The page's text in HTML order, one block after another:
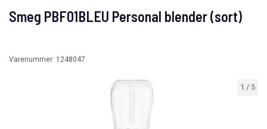
1 / 5
Smeg PBF01BLEU Personal blender (sort)
Varenummer: 1248047